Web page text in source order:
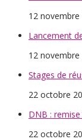
12 novembre
Lancement
12 novembre
Stages de
22 octobre
DNB :
22 octobre